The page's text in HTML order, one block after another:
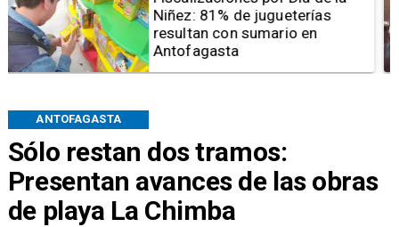
Sólo restan dos tramos:
Presentan avances de las obras
de playa La Chimba
ANTOFAGASTA
Tribunal frena opción de pena
mixta para Karen Rojo por ahora